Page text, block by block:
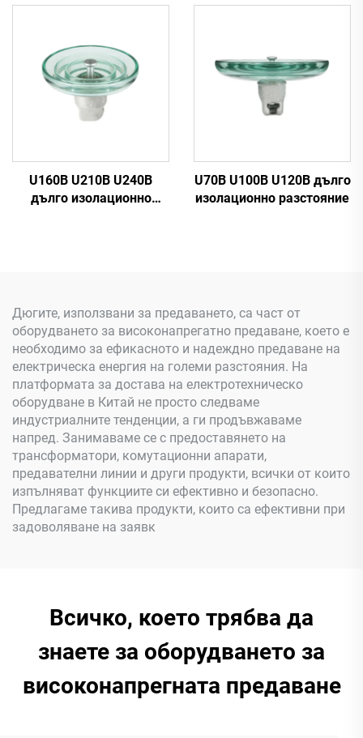
напрежение
U160B U210B U240B
дълго изолационно
U70B U100B U120B дълго
изолационно разстояние
Дюгите, използвани за предаването, са част от
оборудването за високонапрегатно предаване, което е
необходимо за ефикасното и надеждно предаване на
електрическа енергия на големи разстояния. На
платформата за достава на електротехническо
оборудване в Китай не просто следваме
индустриалните тенденции, а ги продъвжаваме
напред. Занимаваме се с предоставянето на
трансформатори, комутационни апарати,
предавателни линии и други продукти, всички от които
изпълняват функциите си ефективно и безопасно.
Предлагаме такива продукти, които са ефективни при
задоволяване на заявк
Всичко, което трябва да
знаете за оборудването за
високонапрегната предаване